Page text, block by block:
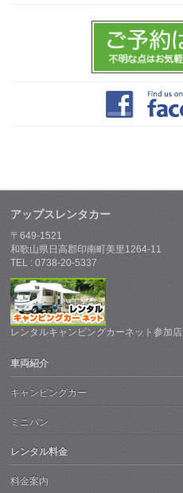
アップスレンタカー
〒649-1521
和歌山県日高郡印南町美里1264-11
TEL : 0738-20-5337
レンタルキャンピングカーネット参加店
車両紹介
キャンピングカー
ミニバン
レンタル料金
料金案内